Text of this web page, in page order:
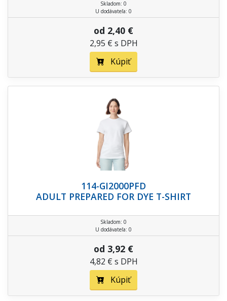
Skladom: 0
U dodávateľa: 0
od 2,40 €
2,95 € s DPH
Kúpiť
114-GI2000PFD
ADULT PREPARED FOR DYE T-SHIRT
Skladom: 0
U dodávateľa: 0
od 3,92 €
4,82 € s DPH
Kúpiť